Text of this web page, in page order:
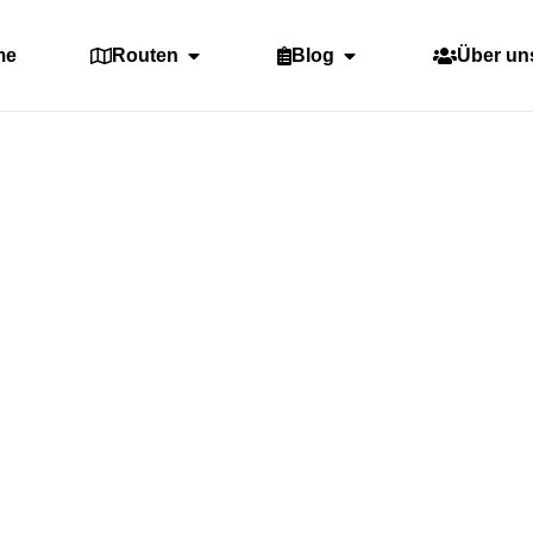
Routen Blog Über